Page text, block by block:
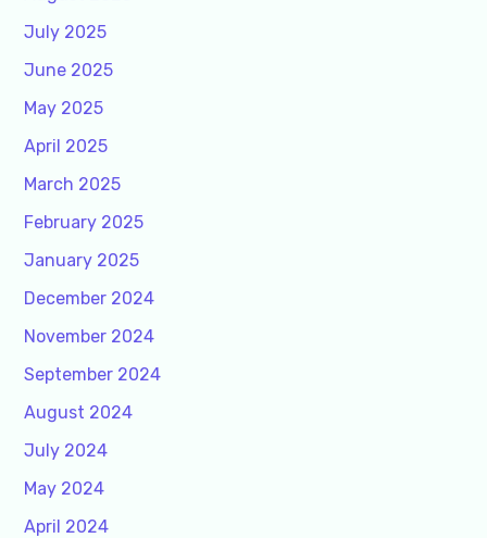
July 2025
June 2025
May 2025
April 2025
March 2025
February 2025
January 2025
December 2024
November 2024
September 2024
August 2024
July 2024
May 2024
April 2024